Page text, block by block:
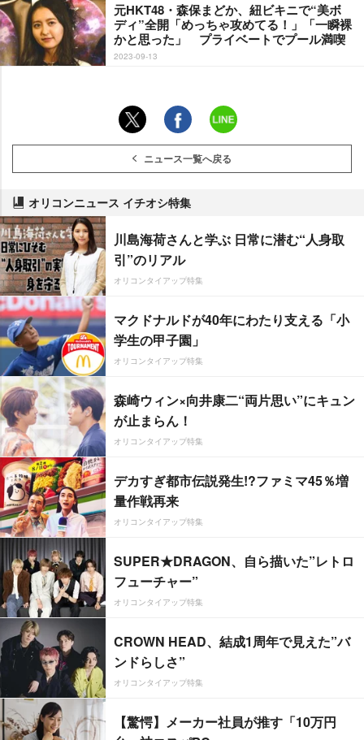
元HKT48・森保まどか、紐ビキニで“美ボ
ディ”全開「めっちゃ攻めてる！」「一瞬裸
かと思った」 プライベートでプール満喫
2023-09-13
ニュース一覧へ戻る
オリコンニュース イチオシ特集
川島海荷さんと学ぶ 日常に潜む“人身取
引”のリアル
オリコンタイアップ特集
マクドナルドが40年にわたり支える「小
学生の甲子園」
オリコンタイアップ特集
森崎ウィン×向井康二“両片思い”にキュン
が止まらん！
オリコンタイアップ特集
デカすぎ都市伝説発生!?ファミマ45％増
量作戦再来
オリコンタイアップ特集
SUPER★DRAGON、自ら描いた”レトロ
フューチャー”
オリコンタイアップ特集
CROWN HEAD、結成1周年で見えた”バ
ンドらしさ”
オリコンタイアップ特集
【驚愕】メーカー社員が推す「10万円